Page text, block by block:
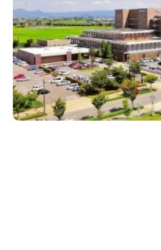
運営会社
個人情報保護方針
ガイドラインポリシー
JTBのガバナンス